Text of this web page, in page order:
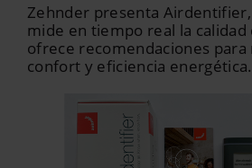
Zehnder presenta
mide en tiempo real la
ofrece recomendaciones para
confort y eficiencia energética.